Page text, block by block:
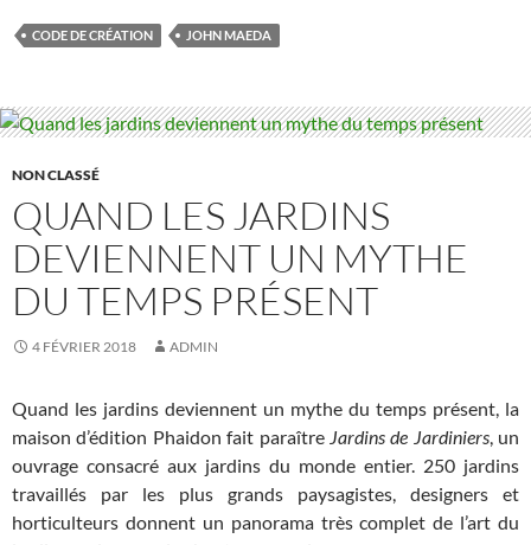
CODE DE CRÉATION JOHN MAEDA
NON CLASSÉ
QUAND LES JARDINS
DEVIENNENT UN MYTHE
DU TEMPS PRÉSENT
4 FÉVRIER 2018 ADMIN
Quand les jardins deviennent un mythe du temps présent, la
maison d’édition Phaidon fait paraître Jardins de Jardiniers, un
ouvrage consacré aux jardins du monde entier. 250 jardins
travaillés par les plus grands paysagistes, designers et
horticulteurs donnent un panorama très complet de l’art du